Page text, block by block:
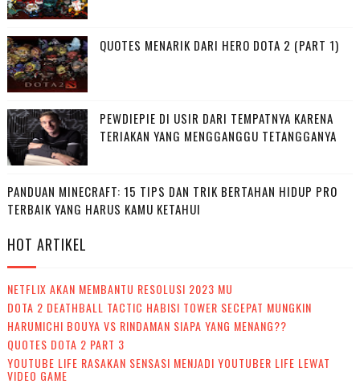
QUOTES MENARIK DARI HERO DOTA 2 (PART 1)
PEWDIEPIE DI USIR DARI TEMPATNYA KARENA
TERIAKAN YANG MENGGANGGU TETANGGANYA
PANDUAN MINECRAFT: 15 TIPS DAN TRIK BERTAHAN HIDUP PRO
TERBAIK YANG HARUS KAMU KETAHUI
HOT ARTIKEL
NETFLIX AKAN MEMBANTU RESOLUSI 2023 MU
DOTA 2 DEATHBALL TACTIC HABISI TOWER SECEPAT MUNGKIN
HARUMICHI BOUYA VS RINDAMAN SIAPA YANG MENANG??
QUOTES DOTA 2 PART 3
YOUTUBE LIFE RASAKAN SENSASI MENJADI YOUTUBER LIFE LEWAT
VIDEO GAME